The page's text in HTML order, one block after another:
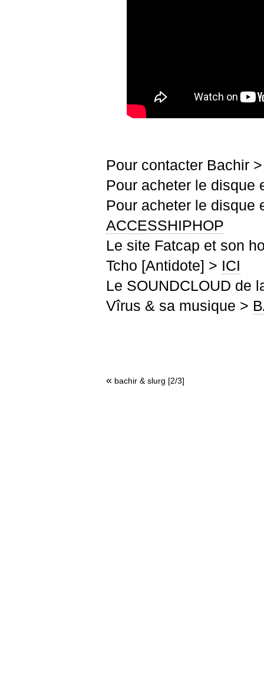
Pour contacter Bachir
Pour acheter le disque
Pour acheter le disque
ACCESSHIPHOP
Le site Fatcap et son
Tcho [Antidote] > ICI
Le SOUNDCLOUD de
Vîrus & sa musique >
« bachir & slurg [2/3]